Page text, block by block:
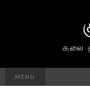
கலை
MENU